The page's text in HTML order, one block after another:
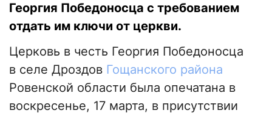
Георгия Победоносца с требованием
отдать им ключи от церкви.
Церковь в честь Георгия Победоносца
в селе Дроздов Гощанского района
Ровенской области была опечатана в
воскресенье, 17 марта, в присутствии